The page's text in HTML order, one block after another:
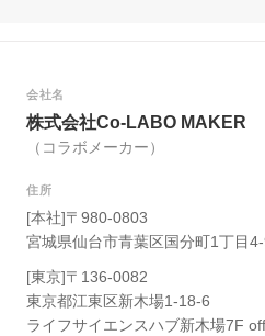
会社名
株式会社Co-LABO MAKER
（コラボメーカー）
住所
[本社]〒980-0803
宮城県仙台市青葉区国分町1丁目
[東京]〒136-0082
東京都江東区新木場1-18-6
ライフサイエンスハブ新木場7F